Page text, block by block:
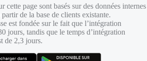
cette page sont basés sur des données internes
de la base de clients existante.
est fondée sur le fait que l’intégration
jours, tandis que le temps d’intégration
de 2,3 jours.